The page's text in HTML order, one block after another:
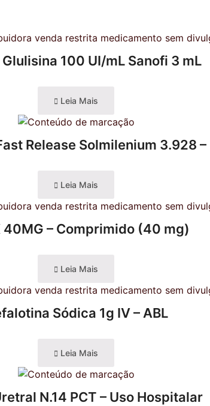
100 UI/mL Sanofi 3 mL
Leia Mais
Release Solmilenium 3.928 –
Leia Mais
40MG – Comprimido (40 mg)
Leia Mais
Sódica 1g IV – ABL
Leia Mais
N.14 PCT – Uso Hospitalar